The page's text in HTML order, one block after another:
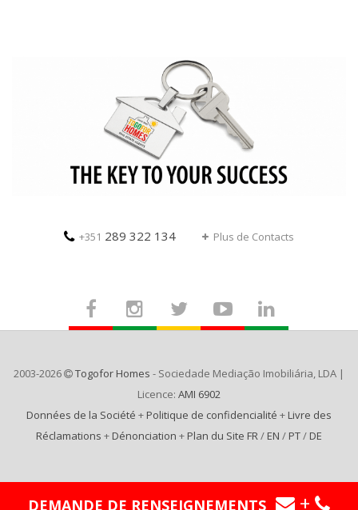
+351 289 322 134 Plus de Contacts
2003-2026 Togofor Homes - Sociedade Mediação Imobiliária, LDA |
Licence: AMI 6902
Données de la Société + Politique de confidencialité + Livre des
Réclamations + Dénonciation + Plan du Site FR/ EN / PT/ DE
DEMANDE DE RENSEIGNEMENTS +